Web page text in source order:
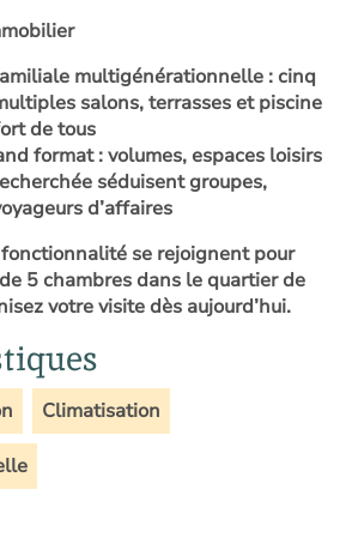
multigénérationnelle : cinq
salons, terrasses et piscine
de tous
format : volumes, espaces loisirs
séduisent groupes,
d’affaires
se rejoignent pour
5 chambres dans le quartier de
votre visite dès aujourd’hui.
Climatisation